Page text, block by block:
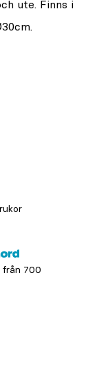
ute. Finns i
från 700